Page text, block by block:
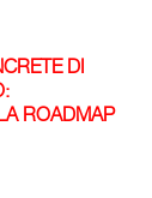
DI
ROADMAP